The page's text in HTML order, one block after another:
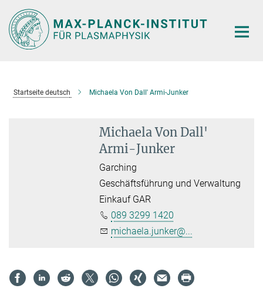
Hauptinhalt
Startseite deutsch Michaela Von Dall' Armi-Junker
Michaela Von Dall'
Armi-Junker
Garching
Geschäftsführung und Verwaltung
Einkauf GAR
089 3299 1420
michaela.junker@...